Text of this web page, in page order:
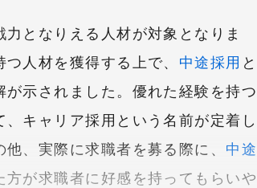
力となりえる人材が対象となりま
人材を獲得する上で、 中途採用 と
示されました。優れた経験を持つ
キャリア採用という名前が定着し
、実際に求職者を募る際に、 中途
が求職者に好感を持ってもらいや